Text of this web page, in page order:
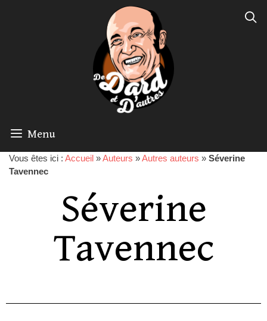
Menu
Vous êtes ici : Accueil »Auteurs »Autres auteurs » Séverine
Tavennec
Séverine
Tavennec